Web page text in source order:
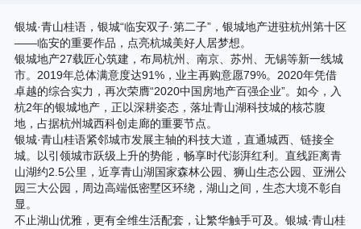
银城·青山桂语，银城“临安双子·第二子”，银城地产进驻杭州第十区
——临安的重要作品，点亮杭城美好人居梦想。
银城地产27载匠心筑建，布局杭州、南京、苏州、无锡等新一线城
市。2019年总体满意度达91%，业主再购意愿79%。2020年凭借
卓越的综合实力，再次荣膺“2020中国房地产百强企业”。如今，入
杭2年的银城地产，正以深耕姿态，落址青山湖科技城的核芯腹
地，占据杭州城西科创走廊的重要节点。
银城·青山桂语紧邻城市发展主轴的科技大道，直通城西、链接全
城。以引领城市跃级上升的势能，畅享时代澎湃红利。直线距离青
山湖约2.5公里，近享青山湖国家森林公园、狮山生态公园、亚洲公
园三大公园，周边高端低密墅区环绕，湖山之间，生态大境不彰自
显。
不止湖山优雅，更有全维生活配套，让繁华触手可及。银城·青山桂